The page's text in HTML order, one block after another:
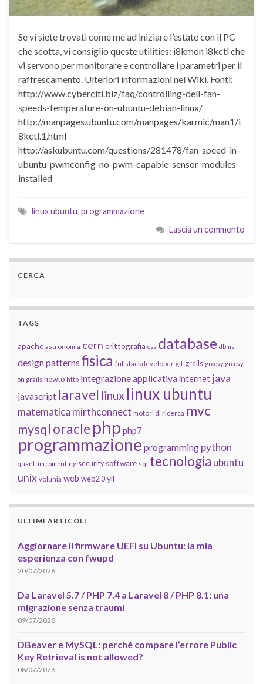
Se vi siete trovati come me ad iniziare l’estate con il PC
che scotta, vi consiglio queste utilities: i8kmon i8kctl che
vi servono per monitorare e controllare i parametri per il
raffrescamento. Ulteriori informazioni nel Wiki. Fonti:
http://www.cyberciti.biz/faq/controlling-dell-fan-
speeds-temperature-on-ubuntu-debian-linux/
http://manpages.ubuntu.com/manpages/karmic/man1/i
8kctl.1.html
http://askubuntu.com/questions/281478/fan-speed-in-
ubuntu-pwmconfig-no-pwm-capable-sensor-modules-
installed
linux ubuntu, programmazione
Lascia un commento
CERCA
TAGS
apache astronomia cern crittografia css database dbms
design patterns fisica fullstackdeveloper git grails groovy groovy
on grails howto http integrazione applicativainternet java
javascript laravel linux linux ubuntu
matematica mirthconnect motori di ricerca mvc
mysql oracle php php7
programmazione programming python
quantum computing security software sql tecnologia ubuntu
unix volunia web web2.0 yii
ULTIMI ARTICOLI
Aggiornare il firmware UEFI su Ubuntu: la mia
esperienza con fwupd
20/07/2026
Da Laravel 5.7 / PHP 7.4 a Laravel 8 / PHP 8.1: una
migrazione senza traumi
09/07/2026
DBeaver e MySQL: perché compare l’errore Public
Key Retrieval is not allowed?
08/07/2026